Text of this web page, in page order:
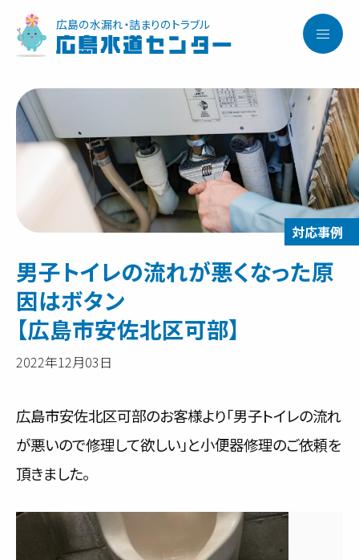
広島の水漏れ・詰まりのトラブル
広島水道センター
料金一覧
ご利用の流れ
男子トイレの流れが悪くなった原
因はボタン
【広島市安佐北区可部】
2022年12月03日
広島市安佐北区可部のお客様より「男子トイレの流れ
が悪いので修理して欲しい」と小便器修理のご依頼を
頂きました。